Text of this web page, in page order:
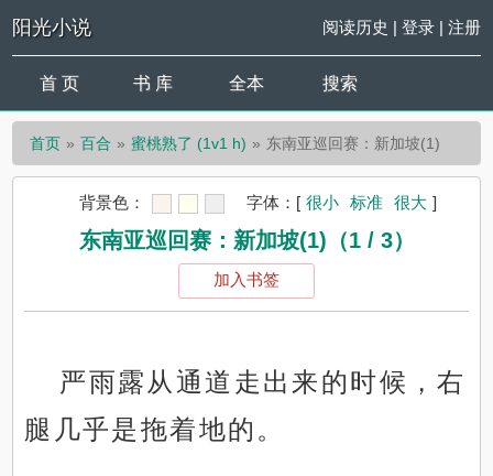
阳光小说 阅读历史 | 登录| 注册
首 页 书 库 全本 搜索
首页 百合 蜜桃熟了 (1v1 h) 东南亚巡回赛：新加坡(1)
背景色： 字体： [ 很小 标准 很大 ]
东南亚巡回赛：新加坡(1)（1 / 3）
加入书签
严雨露从通道走出来的时候，右
腿几乎是拖着地的。